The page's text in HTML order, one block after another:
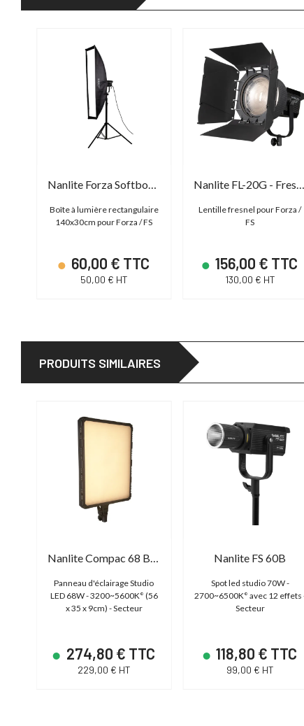
Nanlite Forza Softbox Stripbank 30x140
Boîte à lumière rectangulaire
140x30cm pour Forza / FS
60,00 € TTC
50,00 € HT
Nanlite FL-20G - Fresnel Lens for forza
Lentille fresnel pour Forza /
FS
156,00 € TTC
130,00 € HT
PRODUITS SIMILAIRES
Panneau d'éclairage Studio
LED 68W - 3200~5600K° (56
x 35 x 9cm) - Secteur
274,80 € TTC
229,00 € HT
Nanlite FS 60B
Spot led studio 70W -
2700~6500K° avec 12 effets
Secteur
118,80 € TTC
99,00 € HT